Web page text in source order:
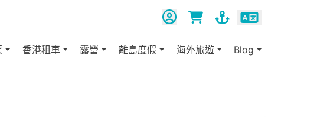
香港租車 露營 離島度假 海外旅遊 Blog